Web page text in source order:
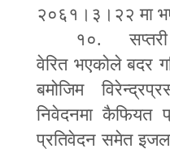
२०६१।३।२२ मा
१०. सप्तरी
वेरित भएकोले बदर
बमोजिम
निवेदनमा कैफियत
प्रतिवेदन समेत